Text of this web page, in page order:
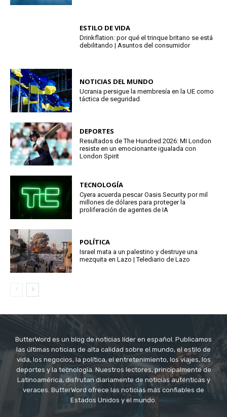
ESTILO DE VIDA
Drinkflation: por qué el trinque britano se está
debilitando | Asuntos del consumidor
NOTICIAS DEL MUNDO
Ucrania persigue la membresía en la UE como
táctica de seguridad
DEPORTES
Resultados de The Hundred 2026: MI London
resiste en un emocionante igualada con
London Spirit
TECNOLOGÍA
Cyera acuerda pescar Oasis Security por mil
millones de dólares para proteger la
proliferación de agentes de IA
POLÍTICA
Israel mata a un palestino y destruye una
mezquita en Lazo | Telediario de Lazo
ButterWord es un blog de noticias líder en español. Publicamos
las últimas noticias de alta calidad sobre el mundo, el estilo de
vida, los negocios, la política, el entretenimiento, los viajes, los
deportes y la tecnología. Nuestros lectores, principalmente de
Latinoamérica, disfrutan diariamente de noticias auténticas y
veraces. ButterWord ofrece las noticias más confiables de
Estados Unidos y el mundo.